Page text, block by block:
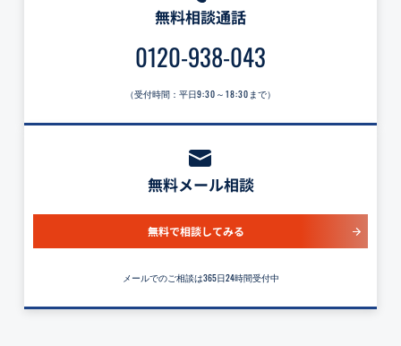
無料相談通話
0120-938-043
（受付時間：平日9:30～18:30 まで）
無料メール相談
無料で相談してみる
メールでのご相談は365日24時間受付中